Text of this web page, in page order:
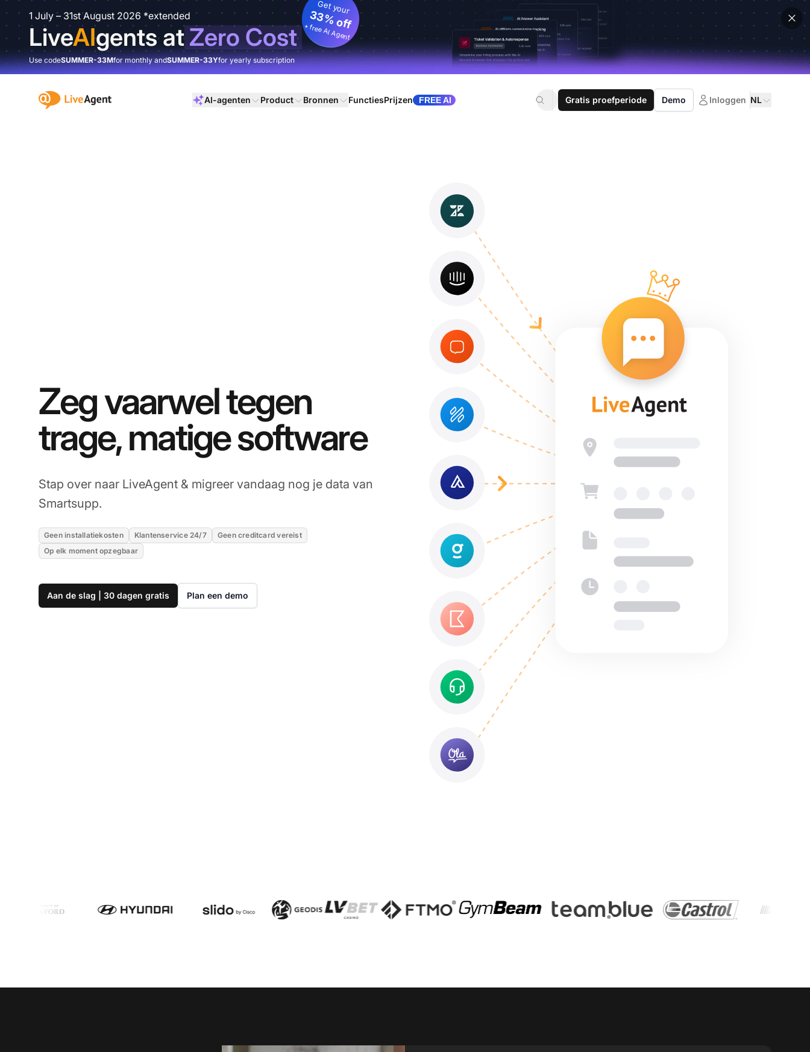
1 July – 31st August 2026 *extended
LiveAIgents atZero Cost
Get your
33% off
+ free AI Agent
Use codeSUMMER-33Mfor monthly andSUMMER-33Yfor yearly subscription
:site.title AI-agenten Product Bronnen FunctiesPrijzen FREE AI Gratis proefperiode Demo Inloggen NL
Zeg vaarwel tegen
trage, matige software
Stap over naar LiveAgent & migreer vandaag nog je data van
Smartsupp.
Geen installatiekosten Klantenservice 24/7
Geen creditcard vereist
Op elk moment opzegbaar
Aan de slag | 30 dagen gratis Plan een demo